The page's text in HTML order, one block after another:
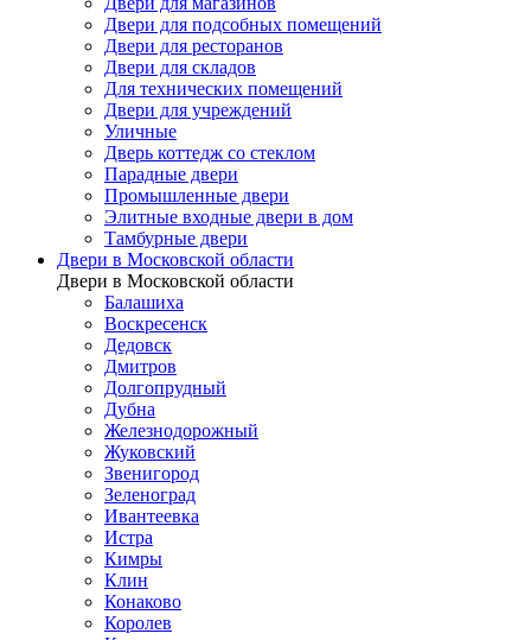
Двери для подсобных помещений
Двери для ресторанов
Двери для складов
Для технических помещений
Двери для учреждений
Уличные
Дверь коттедж со стеклом
Парадные двери
Промышленные двери
Элитные входные двери в дом
Тамбурные двери
Двери в Московской области
Двери в Московской области
Балашиха
Воскресенск
Дедовск
Дмитров
Долгопрудный
Дубна
Железнодорожный
Жуковский
Звенигород
Зеленоград
Ивантеевка
Истра
Кимры
Клин
Конаково
Королев